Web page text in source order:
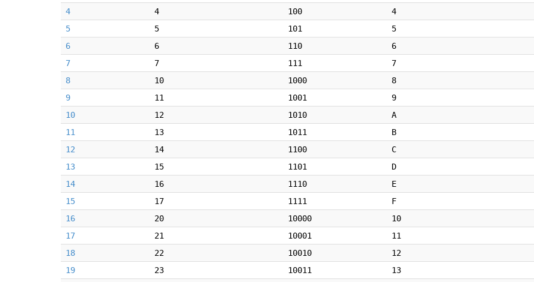
4
4 100
4
5
5 101
5
6
6 110
6
7
7 111
7
8
10 1000
8
9
11 1001
9
10
12 1010
A
11
13 1011
B
12
14 1100
C
13
15 1101
D
14
16 1110
E
15
17 1111
F
16
20 10000
10
17
21 10001
11
18
22 10010
12
19
23 10011
13